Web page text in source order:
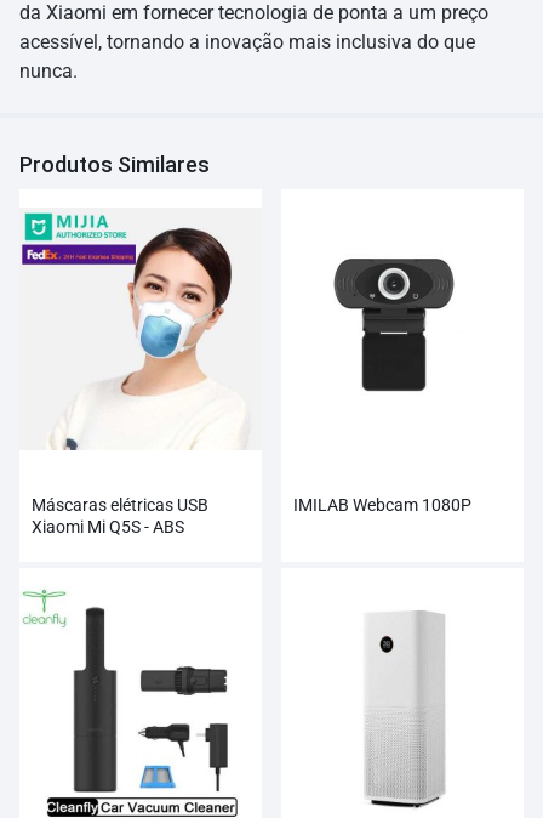
da Xiaomi em fornecer tecnologia de ponta a um preço
acessível, tornando a inovação mais inclusiva do que
nunca.
Produtos Similares
Máscaras elétricas USB
Xiaomi Mi Q5S - ABS
IMILAB Webcam 1080P